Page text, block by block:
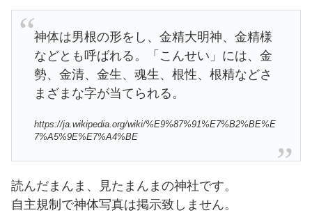
神体は男根の形をし、金精大明神、金精様
などとも呼ばれる。「こんせい」には、金
勢、金清、金生、魂生、根性、根精などさ
まざまな字が当てられる。
https://ja.wikipedia.org/wiki/%E9%87%91%E7%B2%BE%E
7%A5%9E%E7%A4%BE
読んだまんま、見たまんまの神社です。
自主規制で神体写真は掲示致しません。